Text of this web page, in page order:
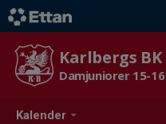
Kalender
Karlbergs BK
Damjuniorer 15-16